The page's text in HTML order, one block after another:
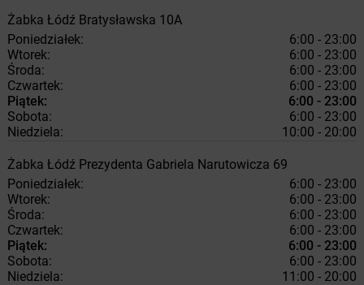
Żabka Łódź Bratysławska 10A
Poniedziałek:
6:00 - 23:00
Wtorek:
6:00 - 23:00
Środa:
6:00 - 23:00
Czwartek:
6:00 - 23:00
Piątek:
6:00 - 23:00
Sobota:
6:00 - 23:00
Niedziela:
10:00 - 20:00
Żabka Łódź Prezydenta Gabriela Narutowicza 69
Poniedziałek:
6:00 - 23:00
Wtorek:
6:00 - 23:00
Środa:
6:00 - 23:00
Czwartek:
6:00 - 23:00
Piątek:
6:00 - 23:00
Sobota:
6:00 - 23:00
Niedziela:
11:00 - 20:00